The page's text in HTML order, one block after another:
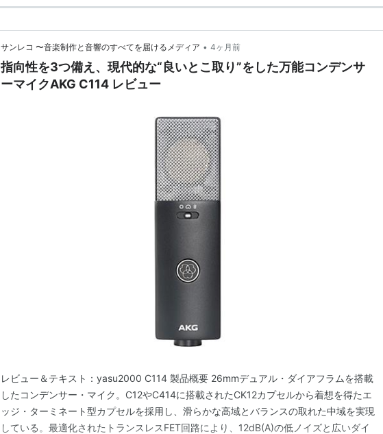
サンレコ 〜音楽制作と音響のすべてを届けるメディア • 4ヶ月前
指向性を3つ備え、現代的な“良いとこ取り”をした万能コンデンサ
ーマイクAKG C114 レビュー
レビュー＆テキスト：yasu2000 C114 製品概要 26mmデュアル・ダイアフラムを搭載
したコンデンサー・マイク。C12やC414に搭載されたCK12カプセルから着想を得たエ
ッジ・ターミネート型カプセルを採用し、滑らかな高域とバランスの取れた中域を実現
している。最適化されたトランスレスFET回路により、12dB(A)の低ノイズと広いダイ